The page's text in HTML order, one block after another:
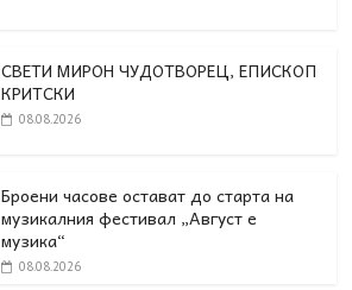
СВЕТИ МИРОН ЧУДОТВОРЕЦ, ЕПИСКОП
КРИТСКИ
08.08.2026
Броени часове остават до старта на
музикалния фестивал „Август е
музика“
08.08.2026